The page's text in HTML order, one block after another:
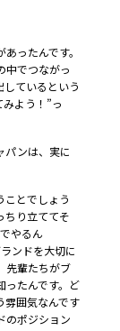
ったんです。
中でつながっ
ているという
よう！”っ
パンは、実に
ことでしょう
ちり立ててそ
やるん
ンドを大切に
先輩たちがブ
ったんです。ど
雰囲気なんです
のポジション